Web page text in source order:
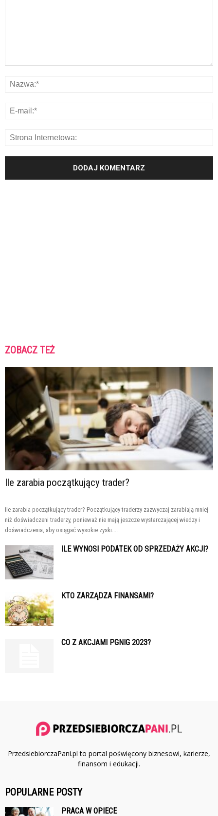
ZOBACZ TEŻ
Ile zarabia początkujący trader?
Ile zarabia początkujący trader? Początkujący traderzy zazwyczaj zarabiają mniej
niż doświadczeni traderzy, ponieważ nie mają jeszcze wystarczającej wiedzy i
doświadczenia, aby osiągać wysokie zyski....
ILE WYNOSI PODATEK OD SPRZEDAŻY AKCJI?
KTO ZARZĄDZA FINANSAMI?
CO Z AKCJAMI PGNIG 2023?
PrzedsiebiorczaPani.pl to portal poświęcony biznesowi, karierze,
finansom i edukacji.
POPULARNE POSTY
PRACA W OPIECE